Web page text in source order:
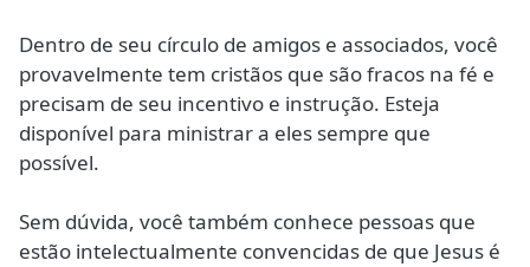
Dentro de seu círculo de amigos e associados, você
provavelmente tem cristãos que são fracos na fé e
precisam de seu incentivo e instrução. Esteja
disponível para ministrar a eles sempre que
possível.
Sem dúvida, você também conhece pessoas que
estão intelectualmente convencidas de que Jesus é